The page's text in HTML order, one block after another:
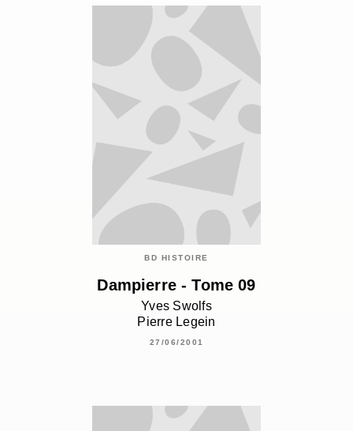
BD HISTOIRE
Dampierre - Tome 09
Yves Swolfs
Pierre Legein
27/06/2001